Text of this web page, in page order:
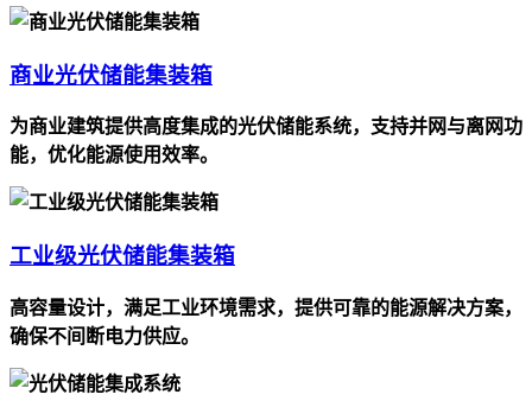
商业光伏储能集装箱
为商业建筑提供高度集成的光伏储能系统，支持并网与离网功
能，优化能源使用效率。
工业级光伏储能集装箱
高容量设计，满足工业环境需求，提供可靠的能源解决方案，
确保不间断电力供应。